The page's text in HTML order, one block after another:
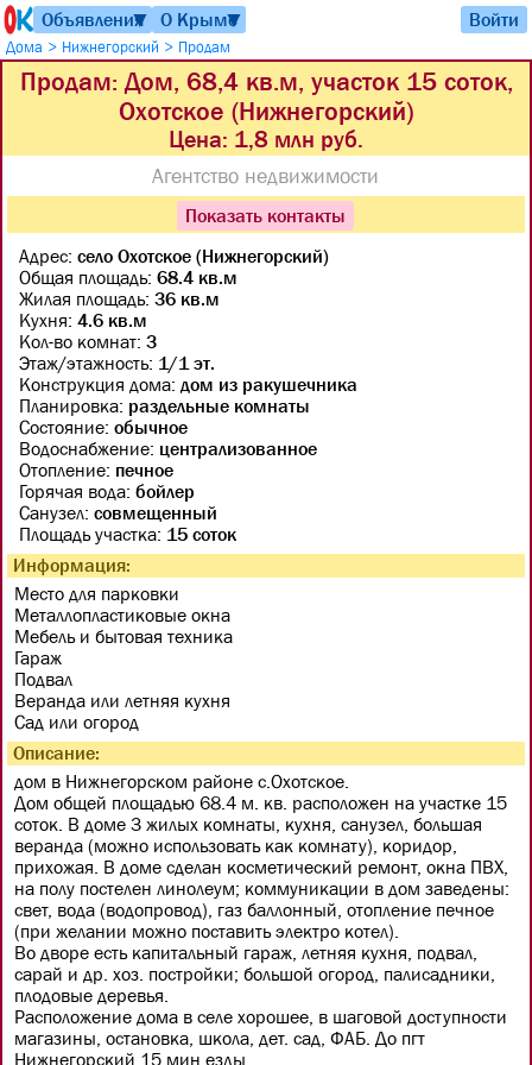
Объявления
▼ О Крыме
▼ Войти
Дома > Нижнегорский > Продам
Продам: Дом, 68,4 кв.м, участок 15 соток,
Охотское (Нижнегорский)
Цена: 1,8 млн руб.
Агентство недвижимости
Показать контакты
Адрес:село Охотское (Нижнегорский)
Общая площадь:68.4 кв.м
Жилая площадь:36 кв.м
Кухня:4.6 кв.м
Кол-во комнат:3
Этаж/этажность: 1/1 эт.
Конструкция дома:дом из ракушечника
Планировка: раздельные комнаты
Состояние:обычное
Водоснабжение: централизованное
Отопление: печное
Горячая вода:бойлер
Санузел:совмещенный
Площадь участка: 15 соток
Информация:
Место для парковки
Металлопластиковые окна
Мебель и бытовая техника
Гараж
Подвал
Веранда или летняя кухня
Сад или огород
Описание:
дом в Нижнегорском районе с.Охотское.
Дом общей площадью 68.4 м. кв. расположен на участке 15
соток. В доме 3 жилых комнаты, кухня, санузел, большая
веранда (можно использовать как комнату), коридор,
прихожая. В доме сделан косметический ремонт, окна ПВХ,
на полу постелен линолеум; коммуникации в дом заведены:
свет, вода (водопровод), газ баллонный, отопление печное
(при желании можно поставить электро котел).
Во дворе есть капитальный гараж, летняя кухня, подвал,
сарай и др. хоз. постройки; большой огород, палисадники,
плодовые деревья.
Расположение дома в селе хорошее, в шаговой доступности
магазины, остановка, школа, дет. сад, ФАБ. До пгт
Нижнегорский 15 мин езды.